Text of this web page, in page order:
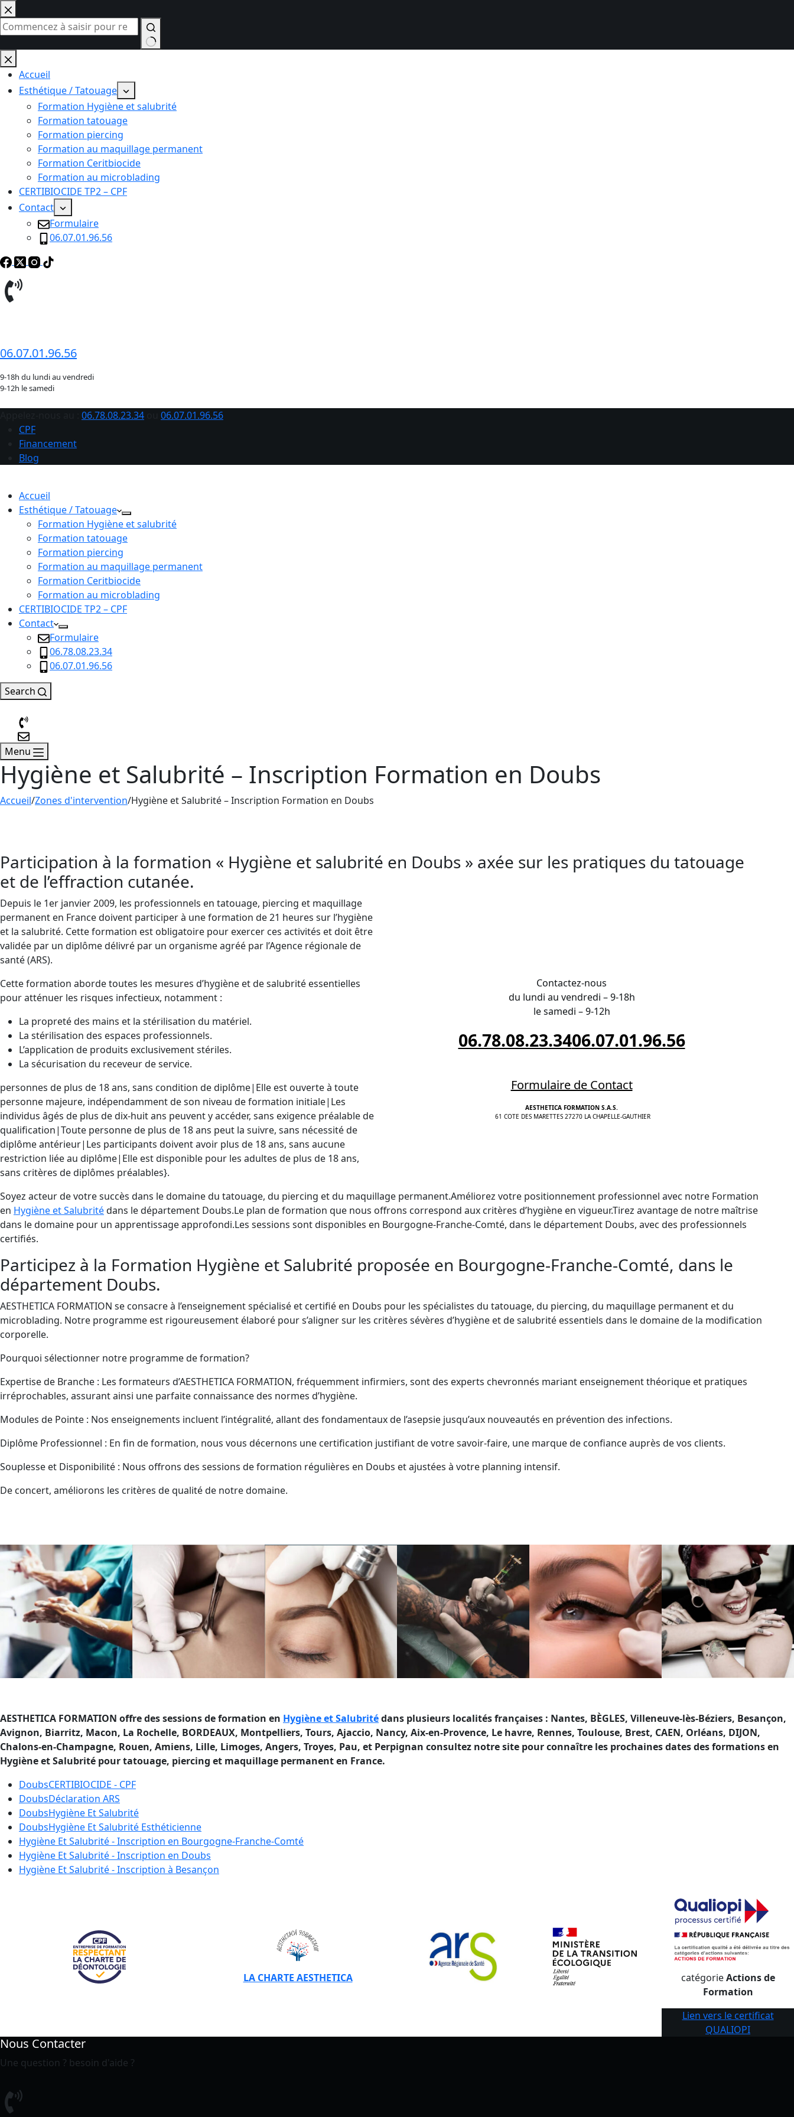
Passer
au
contenu
Aucun
résultatAccueil
Esthétique / Tatouage
Formation Hygiène et salubrité
Formation tatouage
Formation piercing
Formation au maquillage permanent
Formation Ceritbiocide
Formation au microblading
CERTIBIOCIDE TP2 – CPF
Contact
Formulaire
06.07.01.96.56
06.07.01.96.56
9-18h du lundi au vendredi
9-12h le samedi
06.78.08.23.34
06.07.01.96.56
CPF
Financement
Blog
Accueil
Esthétique / Tatouage
Formation Hygiène et salubrité
Formation tatouage
Formation piercing
Formation au maquillage permanent
Formation Ceritbiocide
Formation au microblading
CERTIBIOCIDE TP2 – CPF
Contact
Formulaire
06.78.08.23.34
06.07.01.96.56
Search
Menu
Hygiène et Salubrité – Inscription Formation en Doubs
Accueil/Zones d'intervention/Hygiène et Salubrité – Inscription Formation en Doubs
Participation à la formation « Hygiène et salubrité en Doubs » axée sur les pratiques du tatouage
et de l’effraction cutanée.
Depuis le 1er janvier 2009, les professionnels en tatouage, piercing et maquillage
permanent en France doivent participer à une formation de 21 heures sur l’hygiène
et la salubrité. Cette formation est obligatoire pour exercer ces activités et doit être
validée par un diplôme délivré par un organisme agréé par l’Agence régionale de
santé (ARS).
Cette formation aborde toutes les mesures d’hygiène et de salubrité essentielles
pour atténuer les risques infectieux, notamment :
La propreté des mains et la stérilisation du matériel.
La stérilisation des espaces professionnels.
L’application de produits exclusivement stériles.
La sécurisation du receveur de service.
personnes de plus de 18 ans, sans condition de diplôme|Elle est ouverte à toute
personne majeure, indépendamment de son niveau de formation initiale|Les
individus âgés de plus de dix-huit ans peuvent y accéder, sans exigence préalable de
qualification|Toute personne de plus de 18 ans peut la suivre, sans nécessité de
diplôme antérieur|Les participants doivent avoir plus de 18 ans, sans aucune
restriction liée au diplôme|Elle est disponible pour les adultes de plus de 18 ans,
sans critères de diplômes préalables}.
Contactez-nous
du lundi au vendredi – 9-18h
le samedi – 9-12h
06.78.08.23.3406.07.01.96.56
Formulaire de Contact
AESTHETICA FORMATION S.A.S.
61 COTE DES MARETTES 27270 LA CHAPELLE-GAUTHIER
Soyez acteur de votre succès dans le domaine du tatouage, du piercing et du maquillage permanent.Améliorez votre positionnement professionnel avec notre Formation
en Hygiène et Salubritédans le département Doubs.Le plan de formation que nous offrons correspond aux critères d’hygiène en vigueur.Tirez avantage de notre maîtrise
dans le domaine pour un apprentissage approfondi.Les sessions sont disponibles en Bourgogne-Franche-Comté, dans le département Doubs, avec des professionnels
certifiés.
Participez à la Formation Hygiène et Salubrité proposée en Bourgogne-Franche-Comté, dans le
département Doubs.
AESTHETICA FORMATION se consacre à l’enseignement spécialisé et certifié en Doubs pour les spécialistes du tatouage, du piercing, du maquillage permanent et du
microblading. Notre programme est rigoureusement élaboré pour s’aligner sur les critères sévères d’hygiène et de salubrité essentiels dans le domaine de la modification
corporelle.
Pourquoi sélectionner notre programme de formation?
Expertise de Branche : Les formateurs d’AESTHETICA FORMATION, fréquemment infirmiers, sont des experts chevronnés mariant enseignement théorique et pratiques
irréprochables, assurant ainsi une parfaite connaissance des normes d’hygiène.
Modules de Pointe : Nos enseignements incluent l’intégralité, allant des fondamentaux de l’asepsie jusqu’aux nouveautés en prévention des infections.
Diplôme Professionnel : En fin de formation, nous vous décernons une certification justifiant de votre savoir-faire, une marque de confiance auprès de vos clients.
Souplesse et Disponibilité : Nous offrons des sessions de formation régulières en Doubs et ajustées à votre planning intensif.
De concert, améliorons les critères de qualité de notre domaine.
AESTHETICA FORMATION offre des sessions de formation en Hygiène et Salubritédans plusieurs localités françaises : Nantes, BÈGLES, Villeneuve-lès-Béziers, Besançon,
Avignon, Biarritz, Macon, La Rochelle, BORDEAUX, Montpelliers, Tours, Ajaccio, Nancy, Aix-en-Provence, Le havre, Rennes, Toulouse, Brest, CAEN, Orléans, DIJON,
Chalons-en-Champagne, Rouen, Amiens, Lille, Limoges, Angers, Troyes, Pau, et Perpignan consultez notre site pour connaître les prochaines dates des formations en
Hygiène et Salubrité pour tatouage, piercing et maquillage permanent en France.
DoubsCERTIBIOCIDE - CPF
DoubsDéclaration ARS
DoubsHygiène Et Salubrité
DoubsHygiène Et Salubrité Esthéticienne
Hygiène Et Salubrité - Inscription en Bourgogne-Franche-Comté
Hygiène Et Salubrité - Inscription en Doubs
Hygiène Et Salubrité - Inscription à Besançon
LA CHARTE AESTHETICA catégorieActions de
Formation
Lien vers le certificat
QUALIOPI
Nous Contacter
Une question ? besoin d'aide ?